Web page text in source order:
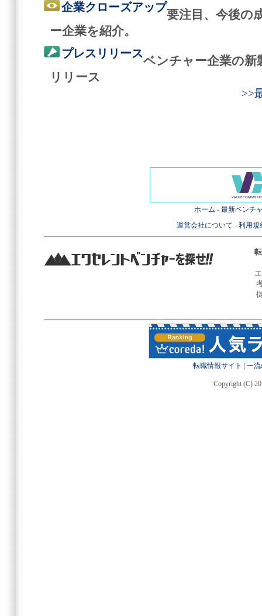
企業クローズアップ
要注目、今後の
ー企業を紹介。
プレスリリース
ベンチャー企業の新
リリース
>>
ホーム - 最新ベンチ
運営会社について - 利用規
転職情報サイト 一
Copyright (C)